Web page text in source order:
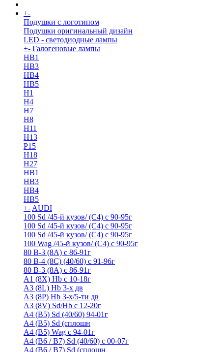
+-
Подушки с логотипом
Подушки оригинальный дизайн
LED - светодиодные лампы
+- Галогеновые лампы
HB1
HB3
HB4
HB5
H1
H4
H7
H8
H11
H13
Р15
H18
H27
HB1
HB3
HB4
HB5
+- AUDI
100 Sd /45-й кузов/ (С4) с 90-95г
100 Sd /45-й кузов/ (С4) с 90-95г
100 Sd /45-й кузов/ (С4) с 90-95г
100 Wag /45-й кузов/ (С4) с 90-95г
80 B-3 (8A) с 86-91г
80 B-4 (8С) (40/60) с 91-96г
80 В-3 (8А) с 86-91г
A1 (8X) Hb с 10-18г
A3 (8L) Hb 3-х дв
A3 (8P) Hb 3-х/5-ти дв
A3 (8V) Sd/Hb c 12-20г
A4 (B5) Sd (40/60) 94-01г
A4 (B5) Sd (сплошн
A4 (B5) Wag с 94-01г
A4 (B6 / B7) Sd (40/60) с 00-07г
A4 (B6 / B7) Sd (сплошн